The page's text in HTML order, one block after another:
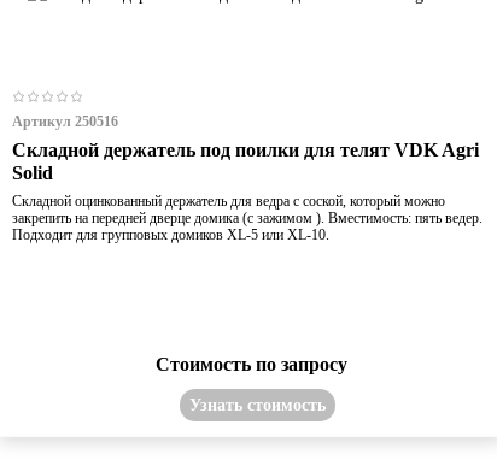
Артикул 250516
Складной держатель под поилки для телят VDK Agri
Solid
Складной оцинкованный держатель для ведра с соской, который можно
закрепить на передней дверце домика (с зажимом ). Вместимость: пять ведер.
Подходит для групповых домиков XL-5 или XL-10.
Стоимость по запросу
Узнать стоимость